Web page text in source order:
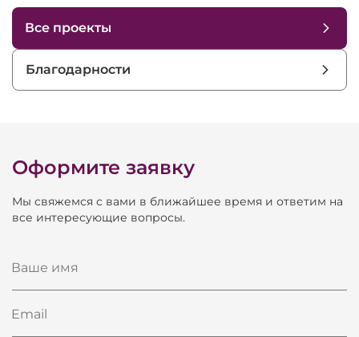
Высота
553 мм
Ширина
750 мм
Все проекты
Благодарности
Оформите заявку
Мы свяжемся с вами в ближайшее время и ответим на
все интересующие вопросы.
Ваше имя
Email